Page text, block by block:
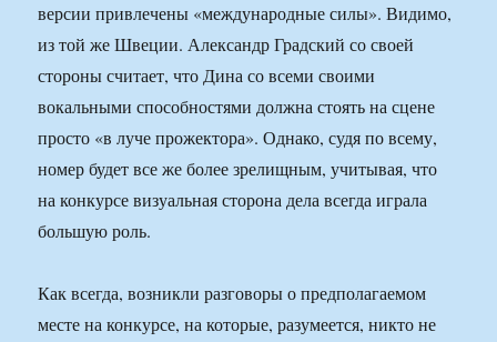
версии привлечены «международные силы». Видимо,
из той же Швеции. Александр Градский со своей
стороны считает, что Дина со всеми своими
вокальными способностями должна стоять на сцене
просто «в луче прожектора». Однако, судя по всему,
номер будет все же более зрелищным, учитывая, что
на конкурсе визуальная сторона дела всегда играла
большую роль.
Как всегда, возникли разговоры о предполагаемом
месте на конкурсе, на которые, разумеется, никто не